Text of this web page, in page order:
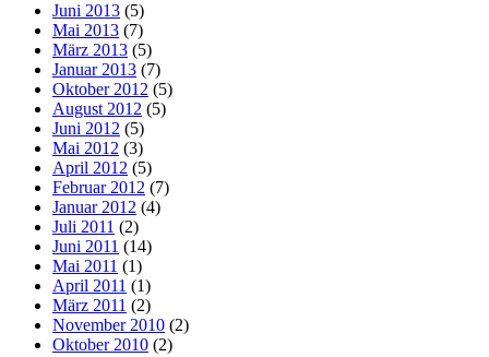
Juni 2013 (5)
Mai 2013 (7)
März 2013 (5)
Januar 2013 (7)
Oktober 2012 (5)
August 2012 (5)
Juni 2012 (5)
Mai 2012 (3)
April 2012 (5)
Februar 2012 (7)
Januar 2012 (4)
Juli 2011 (2)
Juni 2011 (14)
Mai 2011 (1)
April 2011 (1)
März 2011 (2)
November 2010 (2)
Oktober 2010 (2)